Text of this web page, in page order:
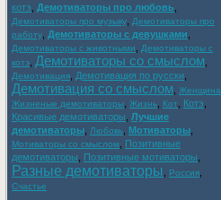
котэ
Демотиваторы про любовь
Демотиваторы про музыку
Демотиваторы про
работу
Демотиваторы с девушками
Демотиваторы с животными
Демотиваторы с
котэ
Демотиваторы со смыслом
Демотивация Демотивация по русски
Демотивация со смыслом Женщина
Жизненые демотиваторы Жизнь Кот Котэ
Красивые демотиваторы Лучшие
демотиваторы
Любовь Мотиваторы
Мотиваторы со смыслом
Позитивные
демотиваторы
Позитивные мотиваторы
Разные демотиваторы Россия
Счастье